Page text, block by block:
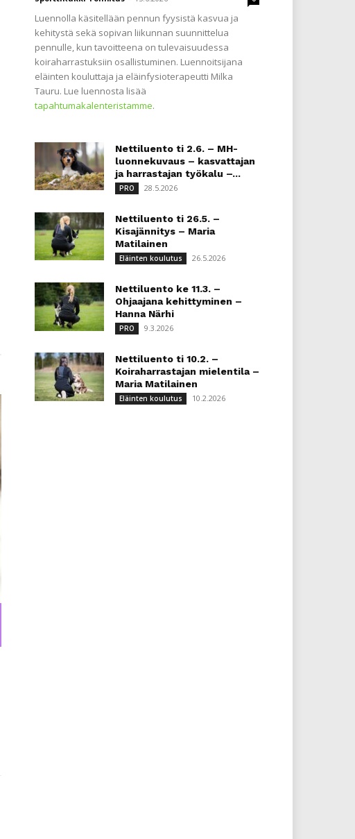
Luennolla käsitellään pennun fyysistä kasvua ja
kehitystä sekä sopivan liikunnan suunnittelua
pennulle, kun tavoitteena on tulevaisuudessa
koiraharrastuksiin osallistuminen. Luennoitsijana
eläinten kouluttaja ja eläinfysioterapeutti Milka
Tauru. Lue luennosta lisää
tapahtumakalenteristamme.
Nettiluento ti 2.6. – MH-
luonnekuvaus – kasvattajan
ja harrastajan työkalu –...
PRO 28.5.2026
Nettiluento ti 26.5. –
Kisajännitys – Maria
Matilainen
Eläinten koulutus 26.5.2026
Nettiluento ke 11.3. –
Ohjaajana kehittyminen –
Hanna Närhi
PRO 9.3.2026
Nettiluento ti 10.2. –
Koiraharrastajan mielentila –
Maria Matilainen
Eläinten koulutus 10.2.2026